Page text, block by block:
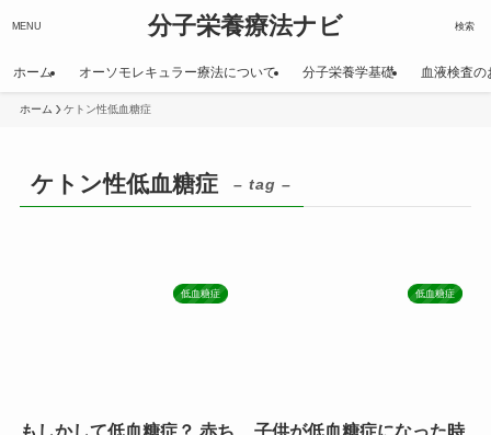
分子栄養療法ナビ 検索
MENU
ホーム オーソモレキュラー療法について 分子栄養学基礎 血液検査の
ホーム ケトン性低血糖症
ケトン性低血糖症 – tag –
低血糖症
もしかして低血糖症？ 赤ち
低血糖症
子供が低血糖症になった時